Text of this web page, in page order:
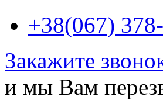
+38(067)
Закажите
и мы Вам